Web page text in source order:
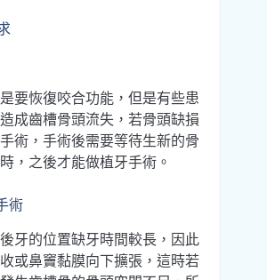
要恢復咬合功能，但是有些患
成齒槽骨頭流失，若骨頭缺損
術，手術後需要等待生新的骨
，之後才能做植牙手術。
術
牙的位置缺牙時間較長，因此
或鼻竇黏膜向下擴張，這時若